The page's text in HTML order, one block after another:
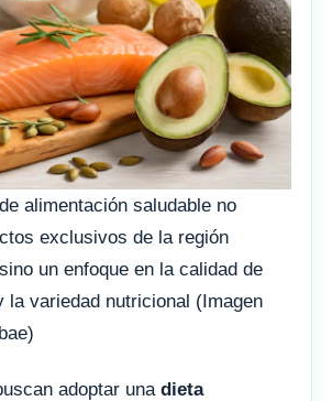
alimentación saludable no
exclusivos de la región
un enfoque en la calidad de
la variedad nutricional (Imagen
adoptar una dieta